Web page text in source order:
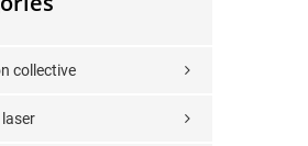
collective